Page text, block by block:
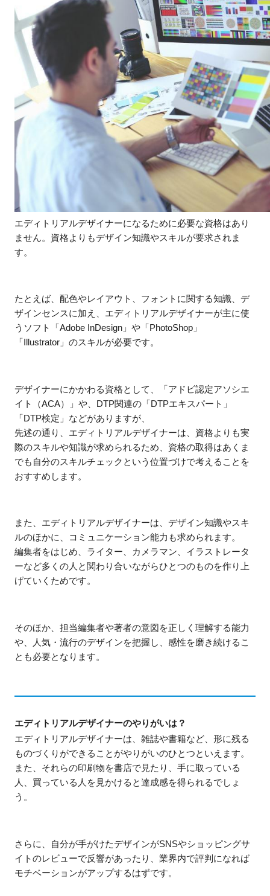
エディトリアルデザイナーになるために必要な資格はあり
ません。資格よりもデザイン知識やスキルが要求されま
す。
たとえば、配色やレイアウト、フォントに関する知識、デ
ザインセンスに加え、エディトリアルデザイナーが主に使
うソフト「Adobe InDesign」や「PhotoShop」
「Illustrator」のスキルが必要です。
デザイナーにかかわる資格として、「アドビ認定アソシエ
イト（ACA）」や、DTP関連の「DTPエキスパート」
「DTP検定」などがありますが、
先述の通り、エディトリアルデザイナーは、資格よりも実
際のスキルや知識が求められるため、資格の取得はあくま
でも自分のスキルチェックという位置づけで考えることを
おすすめします。
また、エディトリアルデザイナーは、デザイン知識やスキ
ルのほかに、コミュニケーション能力も求められます。
編集者をはじめ、ライター、カメラマン、イラストレータ
ーなど多くの人と関わり合いながらひとつのものを作り上
げていくためです。
そのほか、担当編集者や著者の意図を正しく理解する能力
や、人気・流行のデザインを把握し、感性を磨き続けるこ
とも必要となります。
エディトリアルデザイナーのやりがいは？
エディトリアルデザイナーは、雑誌や書籍など、形に残る
ものづくりができることがやりがいのひとつといえます。
また、それらの印刷物を書店で見たり、手に取っている
人、買っている人を見かけると達成感を得られるでしょ
う。
さらに、自分が手がけたデザインがSNSやショッピングサ
イトのレビューで反響があったり、業界内で評判になれば
モチベーションがアップするはずです。